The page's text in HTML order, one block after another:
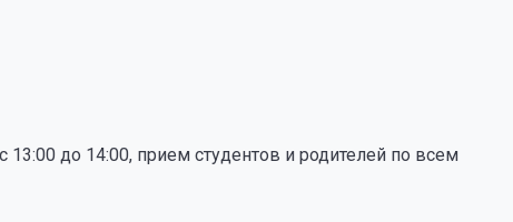
до 14:00, прием студентов и родителей по всем